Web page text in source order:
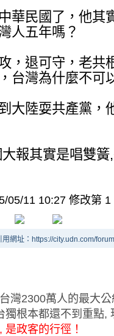
華民國了，他其
人五年嗎？
，退可守，老共
台灣為什麼不可
大陸耍共產黨，
報其實是唱雙
05/11 10:27 修改第 1
用網址：https://city.udn.com/
灣2300萬人的最大
獨根本都還不到重點,
是政客的行徑！